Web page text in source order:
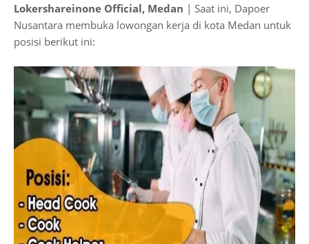
Lokershareinone Official, Medan | Saat ini, Dapoer
Nusantara membuka lowongan kerja di kota Medan untuk
posisi berikut ini: